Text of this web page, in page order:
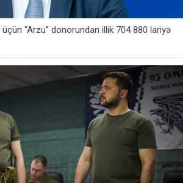
“Arzu” donorundan illik 704 880 lariyə